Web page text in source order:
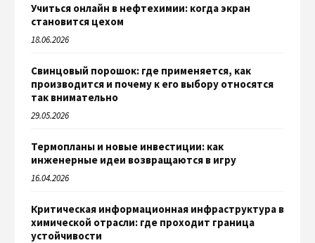
Учиться онлайн в нефтехимии: когда экран
становится цехом
18.06.2026
Свинцовый порошок: где применяется, как
производится и почему к его выбору относятся
так внимательно
29.05.2026
Термопланы и новые инвестиции: как
инженерные идеи возвращаются в игру
16.04.2026
Критическая информационная инфраструктура в
химической отрасли: где проходит граница
устойчивости